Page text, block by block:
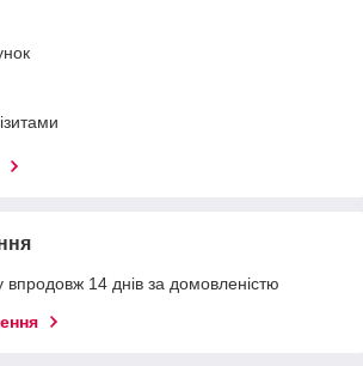
14 днів за домовленістю